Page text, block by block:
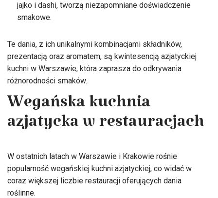
jajko i dashi, tworzą niezapomniane doświadczenie
smakowe.
Te dania, z ich unikalnymi kombinacjami składników,
prezentacją oraz aromatem, są kwintesencją azjatyckiej
kuchni w Warszawie, która zaprasza do odkrywania
różnorodności smaków.
Wegańska kuchnia
azjatycka w restauracjach
W ostatnich latach w Warszawie i Krakowie rośnie
popularność wegańskiej kuchni azjatyckiej, co widać w
coraz większej liczbie restauracji oferujących dania
roślinne.